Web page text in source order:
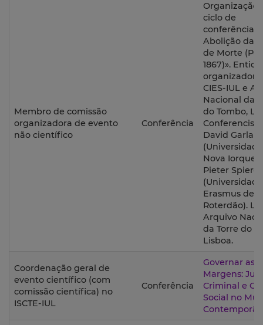
Membro de comissão
organizadora de evento
não científico
Conferência
Organização
ciclo de
conferências
Abolição da
de Morte
1867)».
CIES-IUL e
Nacional da
do Tombo,
David
Nova Iorque)
Pieter
(Universidade
Erasmus de
Roterdão).
Arquivo
da Torre do
Lisboa.
Coordenação geral de
evento científico (com
comissão científica) no
ISCTE-IUL
Conferência
Governar as
Margens:
Criminal e
Social no